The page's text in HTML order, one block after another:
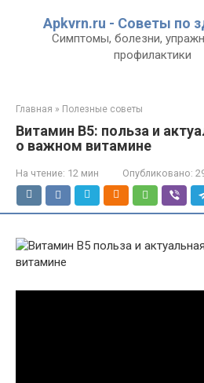
Apkvrn.ru - Советы по
Симптомы, болезни,
профилактики
Главная » Полезные советы
Витамин B5: польза и
о важном витамине
На чтение: 12 мин Опубликовано: